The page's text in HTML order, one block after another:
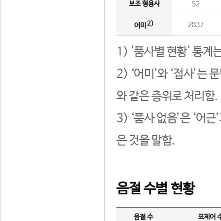
보조 형용사 52
어미 2) 2837
1) '품사별 현황' 통계
2) ‘어미’와 ‘접사’는
와 같은 층위로 처리함.
3) ‘품사 없음’은 ‘어
은 것을 말함.
음절 수별 현황
음절 수 표제어